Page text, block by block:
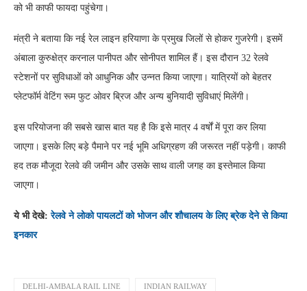
को भी काफी फायदा पहुंचेगा।
मंत्री ने बताया कि नई रेल लाइन हरियाणा के प्रमुख जिलों से होकर गुजरेगी। इसमें
अंबाला कुरुक्षेत्र करनाल पानीपत और सोनीपत शामिल हैं। इस दौरान 32 रेलवे
स्टेशनों पर सुविधाओं को आधुनिक और उन्नत किया जाएगा। यात्रियों को बेहतर
प्लेटफॉर्म वेटिंग रूम फुट ओवर ब्रिज और अन्य बुनियादी सुविधाएं मिलेंगी।
इस परियोजना की सबसे खास बात यह है कि इसे मात्र 4 वर्षों में पूरा कर लिया
जाएगा। इसके लिए बड़े पैमाने पर नई भूमि अधिग्रहण की जरूरत नहीं पड़ेगी। काफी
हद तक मौजूदा रेलवे की जमीन और उसके साथ वाली जगह का इस्तेमाल किया
जाएगा।
ये भी देखे:रेलवे ने लोको पायलटों को भोजन और शौचालय के लिए ब्रेक देने से किया
इनकार
DELHI-AMBALA RAIL LINE INDIAN RAILWAY